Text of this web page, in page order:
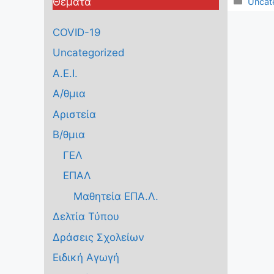
COVID-19
Uncategorized
Α.Ε.Ι.
Α/θμια
Αριστεία
Β/θμια
ΓΕΛ
ΕΠΑΛ
Μαθητεία ΕΠΑ.Λ.
Δελτία Τύπου
Δράσεις Σχολείων
Ειδική Αγωγή